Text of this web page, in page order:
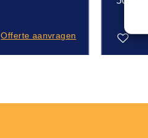
Offerte aanvragen